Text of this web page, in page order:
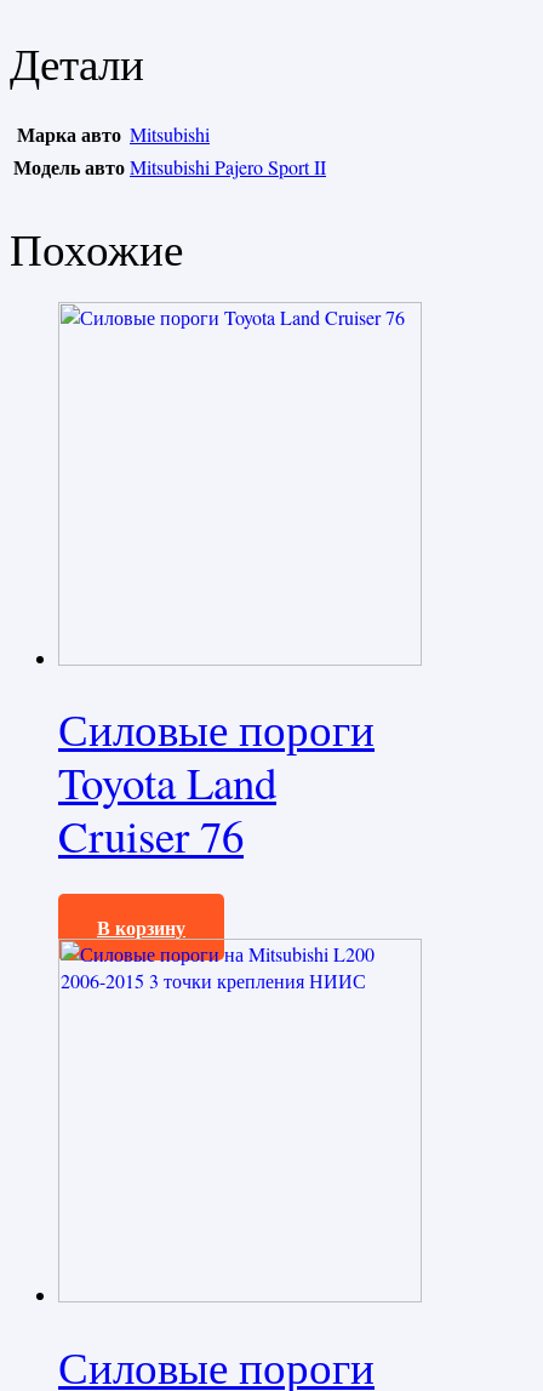
Детали
Марка авто Mitsubishi
Модель автоMitsubishi Pajero Sport II
Похожие
Силовые пороги
Toyota Land
Cruiser 76
54000,0₽
В корзину
Силовые пороги